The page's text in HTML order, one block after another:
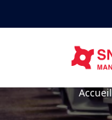
Accueil